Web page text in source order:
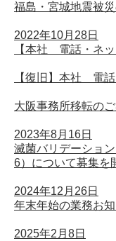
福島・宮城地震被
2022年10月28日
【本社 電話・ネッ
【復旧】本社 電
大阪事務所移転の
2023年8月16日
滅菌バリデーショ
6）について募集を
2024年12月26日
年末年始の業務お
2025年2月8日